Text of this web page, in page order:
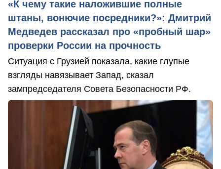
«К чему такие наложившие полные
штаны, вонючие посредники?»: Дмитрий
Медведев рассказал про «пробный шар»
проверки России на прочность
Ситуация с Грузией показала, какие глупые
взгляды навязывает Запад, сказал
зампредседателя Совета Безопасности РФ.